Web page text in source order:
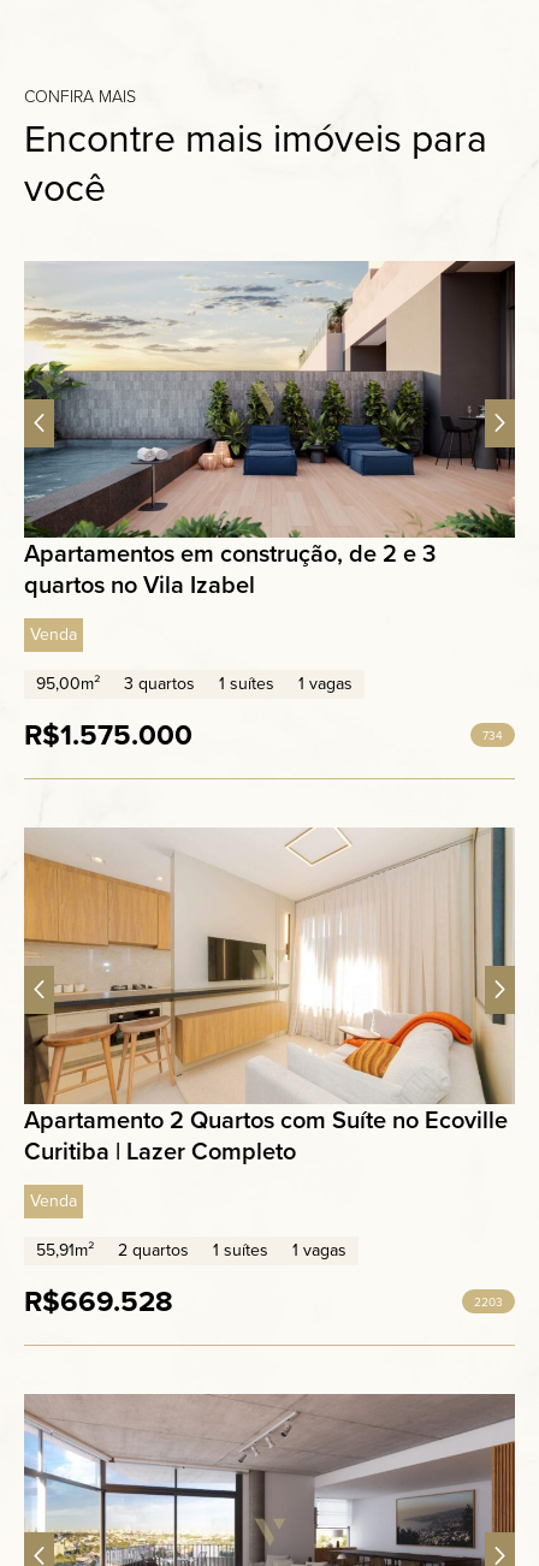
CONFIRA MAIS
Encontre mais imóveis para
você
Apartamentos em construção, de 2 e 3
quartos no Vila Izabel
Venda
95,00m²
3 quartos 1 suítes 1 vagas
R$1.575.000 734
Apartamento 2 Quartos com Suíte no Ecoville
Curitiba | Lazer Completo
Venda
55,91m²
2 quartos 1 suítes 1 vagas
R$669.528 2203